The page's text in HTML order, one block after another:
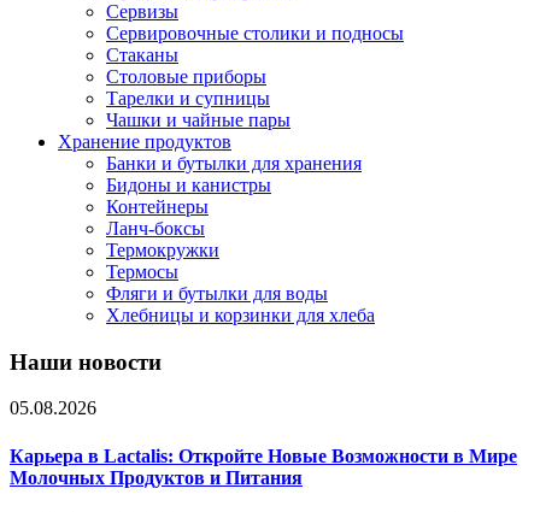
Сервизы
Сервировочные столики и подносы
Стаканы
Столовые приборы
Тарелки и супницы
Чашки и чайные пары
Хранение продуктов
Банки и бутылки для хранения
Бидоны и канистры
Контейнеры
Ланч-боксы
Термокружки
Термосы
Фляги и бутылки для воды
Хлебницы и корзинки для хлеба
Наши новости
05.08.2026
Карьера в Lactalis: Откройте Новые Возможности в Мире
Молочных Продуктов и Питания